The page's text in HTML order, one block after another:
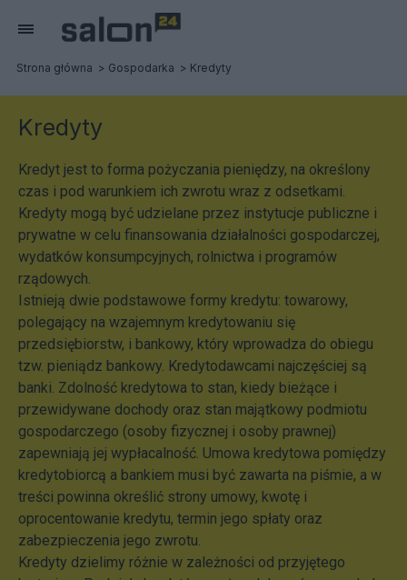
Strona główna Gospodarka Kredyty
Kredyty
Kredyt jest to forma pożyczania pieniędzy, na określony
czas i pod warunkiem ich zwrotu wraz z odsetkami.
Kredyty mogą być udzielane przez instytucje publiczne i
prywatne w celu finansowania działalności gospodarczej,
wydatków konsumpcyjnych, rolnictwa i programów
rządowych.
Istnieją dwie podstawowe formy kredytu: towarowy,
polegający na wzajemnym kredytowaniu się
przedsiębiorstw, i bankowy, który wprowadza do obiegu
tzw. pieniądz bankowy. Kredytodawcami najczęściej są
banki. Zdolność kredytowa to stan, kiedy bieżące i
przewidywane dochody oraz stan majątkowy podmiotu
gospodarczego (osoby fizycznej i osoby prawnej)
zapewniają jej wypłacalność. Umowa kredytowa pomiędzy
kredytobiorcą a bankiem musi być zawarta na piśmie, a w
treści powinna określić strony umowy, kwotę i
oprocentowanie kredytu, termin jego spłaty oraz
zabezpieczenia jego zwrotu.
Kredyty dzielimy różnie w zależności od przyjętego